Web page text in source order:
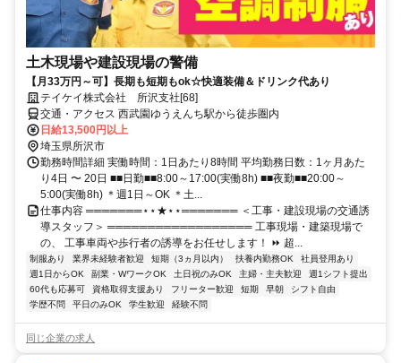
土木現場や建設現場の警備
【月33万円～可】長期も短期もok☆快適装備＆ドリンク代あり
テイケイ株式会社 所沢支社[68]
交通・アクセス 西武園ゆうえんち駅から徒歩圏内
日給13,500円以上
埼玉県所沢市
勤務時間詳細 実働時間：1日あたり8時間 平均勤務日数：1ヶ月あた
り4日 〜 20日 ■■日勤■■8:00～17:00(実働8h) ■■夜勤■■20:00～
5:00(実働8h) ＊週1日～OK ＊土...
仕事内容 ═══════⋆⋆★⋆⋆═══════ ＜工事・建設現場の交通誘
導スタッフ＞ ══════════════════ 工事現場・建築現場で
の、 工事車両や歩行者の誘導をお任せします！ ⏩ 超...
制服あり 業界未経験者歓迎 短期（3ヵ月以内） 扶養内勤務OK
社員登用あり
週1日からOK
副業・WワークOK 土日祝のみOK 主婦・主夫歓迎
週1シフト提出
60代も応募可
資格取得支援あり フリーター歓迎 短期 早朝
シフト自由
学歴不問
平日のみOK 学生歓迎 経験不問
同じ企業の求人